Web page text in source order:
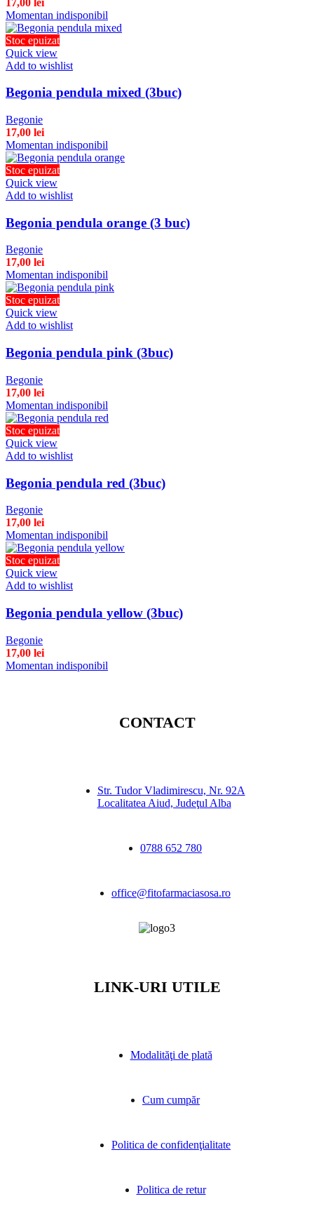
Momentan indisponibil
Stoc epuizat
Quick view
Add to wishlist
Begonia pendula mixed (3buc)
Begonie
17,00 lei
Momentan indisponibil
Stoc epuizat
Quick view
Add to wishlist
Begonia pendula orange (3 buc)
Begonie
17,00 lei
Momentan indisponibil
Stoc epuizat
Quick view
Add to wishlist
Begonia pendula pink (3buc)
Begonie
17,00 lei
Momentan indisponibil
Stoc epuizat
Quick view
Add to wishlist
Begonia pendula red (3buc)
Begonie
17,00 lei
Momentan indisponibil
Stoc epuizat
Quick view
Add to wishlist
Begonia pendula yellow (3buc)
Begonie
17,00 lei
Momentan indisponibil
CONTACT
Str. Tudor Vladimirescu, Nr. 92A
Localitatea Aiud, Judeţul Alba
0788 652 780
office@fitofarmaciasosa.ro
LINK-URI UTILE
Modalităţi de plată
Cum cumpăr
Politica de confidenţialitate
Politica de retur